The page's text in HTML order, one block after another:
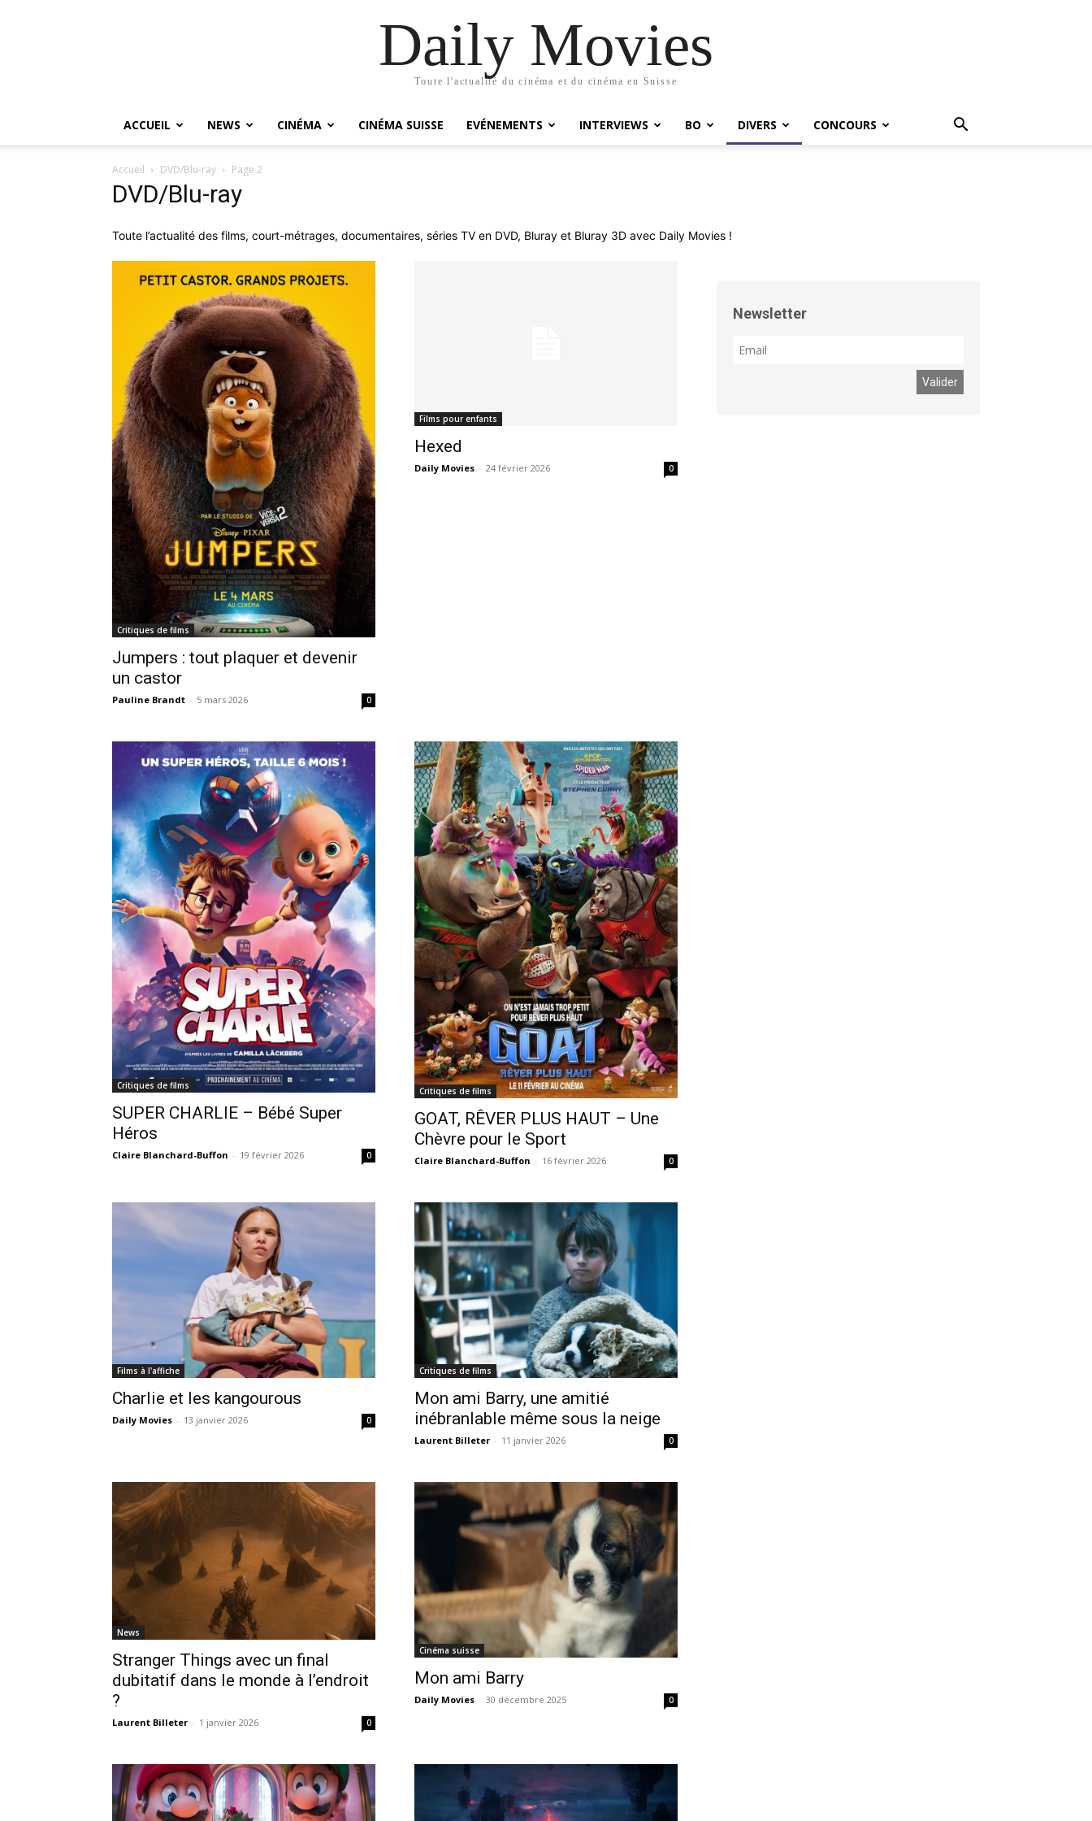
Daily Movies
Toute l'actualité du cinéma et du cinéma en Suisse
ACCUEIL NEWS CINÉMA CINÉMA SUISSE EVÉNEMENTS INTERVIEWS BO DIVERS CONCOURS
Accueil DVD/Blu-ray Page 2
DVD/Blu-ray
Toute l’actualité des films, court-métrages, documentaires, séries TV en DVD, Bluray et Bluray 3D avec Daily Movies !
Critiques de films
Jumpers : tout plaquer et devenir
un castor
Pauline Brandt - 5 mars 2026 0
Films pour enfants
Hexed
Daily Movies - 24 février 2026 0
Critiques de films
SUPER CHARLIE – Bébé Super
Héros
Claire Blanchard-Buffon - 19 février 2026 0
Critiques de films
GOAT, RÊVER PLUS HAUT – Une
Chèvre pour le Sport
Claire Blanchard-Buffon - 16 février 2026 0
Films à l'affiche
Charlie et les kangourous
Daily Movies - 13 janvier 2026 0
Critiques de films
Mon ami Barry, une amitié
inébranlable même sous la neige
Laurent Billeter - 11 janvier 2026 0
News
Stranger Things avec un final
dubitatif dans le monde à l’endroit
?
Laurent Billeter - 1 janvier 2026 0
Cinéma suisse
Mon ami Barry
Daily Movies - 30 décembre 2025 0
Newsletter